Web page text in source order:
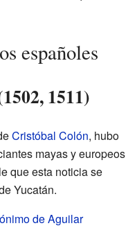
españoles
1511)
Cristóbal Colón, hubo
mayas y europeos
que esta noticia se
Yucatán.
de Aguilar